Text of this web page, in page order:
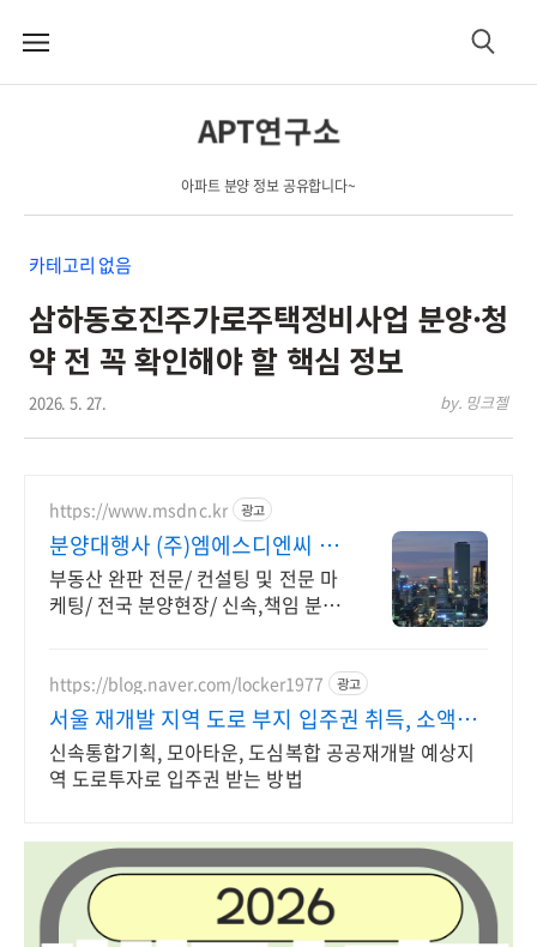
메
검
APT연구소
아파트 분양 정보 공유합니다~
카테고리 없음
삼하동호진주가로주택정비사업 분양·청
약 전 꼭 확인해야 할 핵심 정보
2026. 5. 27. by. 밍크젤
https://www.msdnc.kr 광고
분양대행사 (주)엠에스디엔씨 진
단부터 완판까지 책임분양
부동산 완판 전문/ 컨설팅 및 전문 마
케팅/ 전국 분양현장/ 신속,책임 분양
https://blog.naver.com/locker1977 광고
서울 재개발 지역 도로 부지 입주권 취득, 소액투
자 가능
신속통합기획, 모아타운, 도심복합 공공재개발 예상지
역 도로투자로 입주권 받는 방법